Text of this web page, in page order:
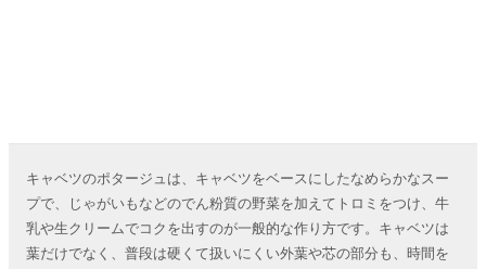
キャベツのポタージュは、キャベツをベースにしたなめらかなスー
プで、じゃがいもなどのでん粉質の野菜を加えてトロミをつけ、牛
乳や生クリームでコクを出すのが一般的な作り方です。キャベツは
葉だけでなく、普段は硬くて扱いにくい外葉や芯の部分も、時間を